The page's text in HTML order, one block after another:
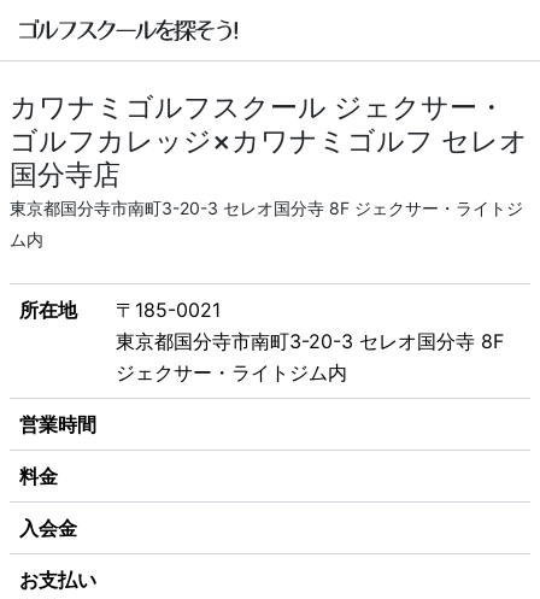
カワナミゴルフスクール ジェクサー・
ゴルフカレッジ×カワナミゴルフ セレオ
国分寺店
東京都国分寺市南町3-20-3 セレオ国分寺 8F ジェクサー・ライトジ
ム内
所在地
〒185-0021
東京都国分寺市南町3-20-3 セレオ国分寺 8F
ジェクサー・ライトジム内
営業時間
料金
入会金
お支払い